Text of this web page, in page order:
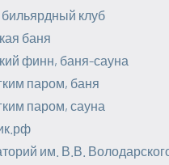
клуб
баня
финн, баня-сауна
паром, баня
паром, сауна
им. В.В.